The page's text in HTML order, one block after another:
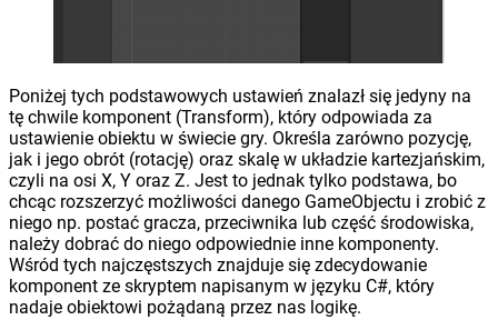
Poniżej tych podstawowych ustawień znalazł się jedyny na
tę chwile komponent (Transform), który odpowiada za
ustawienie obiektu w świecie gry. Określa zarówno pozycję,
jak i jego obrót (rotację) oraz skalę w układzie kartezjańskim,
czyli na osi X, Y oraz Z. Jest to jednak tylko podstawa, bo
chcąc rozszerzyć możliwości danego GameObjectu i zrobić z
niego np. postać gracza, przeciwnika lub część środowiska,
należy dobrać do niego odpowiednie inne komponenty.
Wśród tych najczęstszych znajduje się zdecydowanie
komponent ze skryptem napisanym w języku C#, który
nadaje obiektowi pożądaną przez nas logikę.